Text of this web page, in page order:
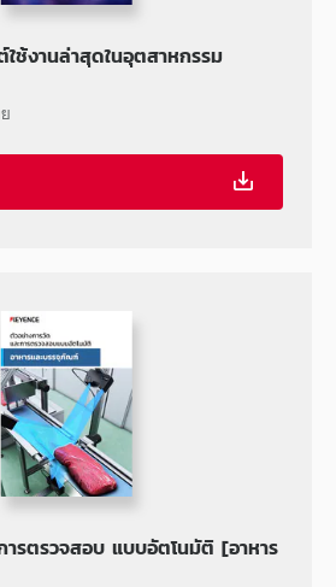
ใช้งานล่าสุดในอุตสาหกรรม
ารตรวจสอบ แบบอัตโนมัติ [อาหาร